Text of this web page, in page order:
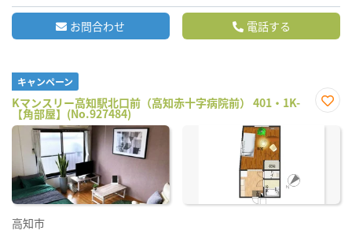
お問合わせ 電話する
キャンペーン
Kマンスリー高知駅北口前（高知赤十字病院前） 401・1K-
【角部屋】(No.927484)
に入
高知市